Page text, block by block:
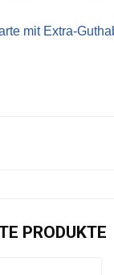
mit Extra-
PRODUKTE